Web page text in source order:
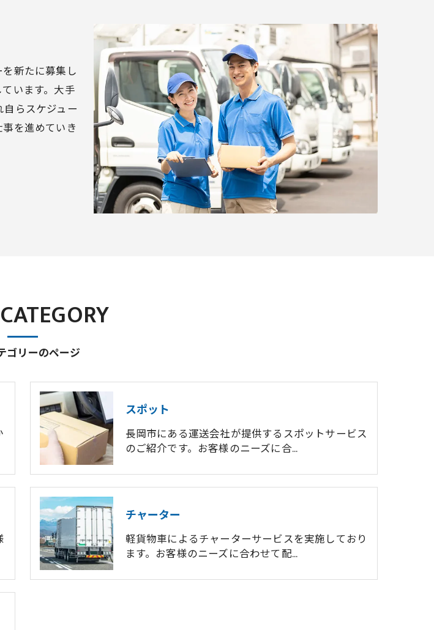
新たに募集し
います。大手
らスケジュー
を進めていき
ゴリーのページ
スポット
長岡市にある運送会社が提供するスポットサービス
のご紹介です。お客様のニーズに合…
チャーター
軽貨物車によるチャーターサービスを実施しており
ます。お客様のニーズに合わせて配…